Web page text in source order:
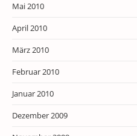
Mai 2010
April 2010
März 2010
Februar 2010
Januar 2010
Dezember 2009